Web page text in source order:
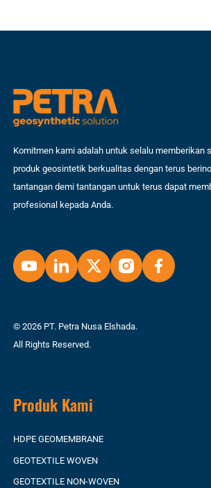
Komitmen kami adalah untuk selalu memberikan
produk geosintetik berkualitas dengan terus
tantangan demi tantangan untuk terus dapat
profesional kepada Anda.
© 2026 PT. Petra Nusa Elshada.
All Rights Reserved.
Produk Kami
HDPE GEOMEMBRANE
GEOTEXTILE WOVEN
GEOTEXTILE NON-WOVEN